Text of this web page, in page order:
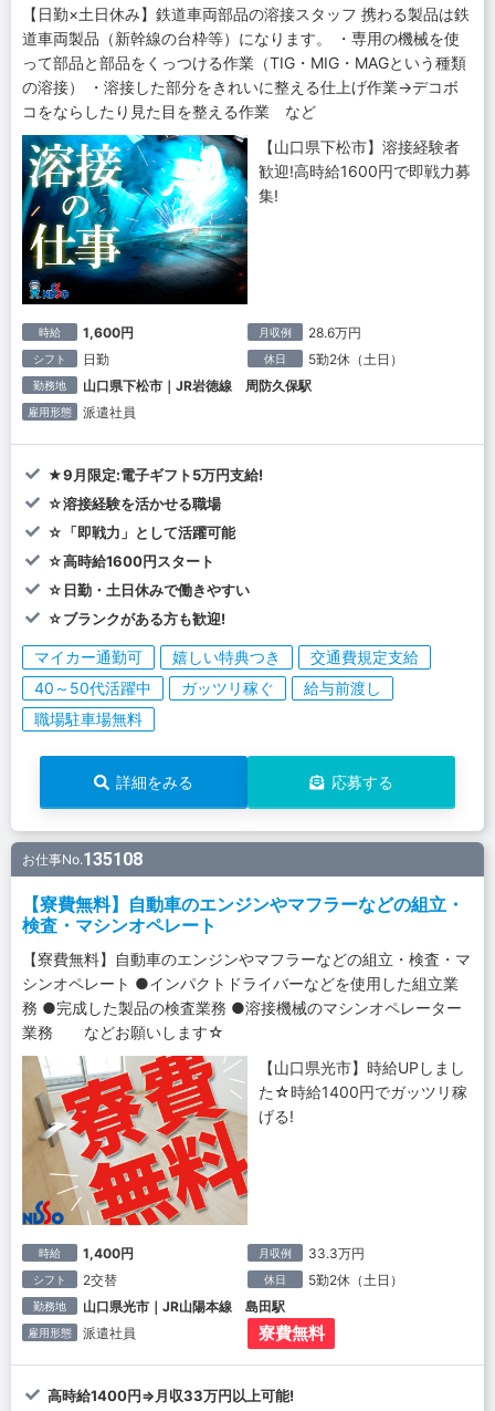
【日勤×土日休み】鉄道車両部品の溶接スタッフ 携わる製品は鉄
道車両製品（新幹線の台枠等）になります。 ・専用の機械を使
って部品と部品をくっつける作業（TIG・MIG・MAGという種類
の溶接） ・溶接した部分をきれいに整える仕上げ作業→デコボ
コをならしたり見た目を整える作業 など
【山口県下松市】溶接経験者
歓迎!高時給1600円で即戦力募
集!
時給 1,600円 月収例 28.6万円
シフト 日勤 休日 5勤2休（土日）
勤務地 山口県下松市｜JR岩徳線 周防久保駅
雇用形態 派遣社員
★9月限定:電子ギフト5万円支給!
☆溶接経験を活かせる職場
☆「即戦力」として活躍可能
☆高時給1600円スタート
☆日勤・土日休みで働きやすい
☆ブランクがある方も歓迎!
マイカー通勤可 嬉しい特典つき
交通費規定支給
40～50代活躍中
ガッツリ稼ぐ
給与前渡し
職場駐車場無料
詳細をみる 応募する
お仕事No.135108
【寮費無料】自動車のエンジンやマフラーなどの組立・
検査・マシンオペレート
【寮費無料】自動車のエンジンやマフラーなどの組立・検査・マ
シンオペレート ●インパクトドライバーなどを使用した組立業
務 ●完成した製品の検査業務 ●溶接機械のマシンオペレーター
業務 などお願いします☆
【山口県光市】時給UPしまし
た☆時給1400円でガッツリ稼
げる!
時給 1,400円 月収例 33.3万円
シフト 2交替 休日 5勤2休（土日）
勤務地 山口県光市｜JR山陽本線 島田駅
雇用形態 派遣社員 寮費無料
高時給1400円⇒月収33万円以上可能!